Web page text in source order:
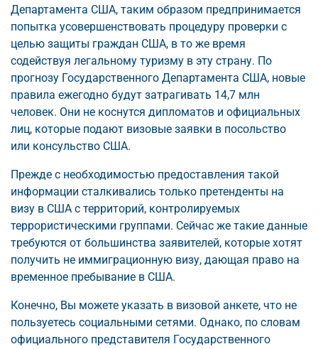
Департамента США, таким образом предпринимается
попытка усовершенствовать процедуру проверки с
целью защиты граждан США, в то же время
содействуя легальному туризму в эту страну. По
прогнозу Государственного Департамента США, новые
правила ежегодно будут затрагивать 14,7 млн
человек. Они не коснутся дипломатов и официальных
лиц, которые подают визовые заявки в посольство
или консульство США.
Прежде с необходимостью предоставления такой
информации сталкивались только претенденты на
визу в США с территорий, контролируемых
террористическими группами. Сейчас же такие данные
требуются от большинства заявителей, которые хотят
получить не иммиграционную визу, дающая право на
временное пребывание в США.
Конечно, Вы можете указать в визовой анкете, что не
пользуетесь социальными сетями. Однако, по словам
официального представителя Государственного